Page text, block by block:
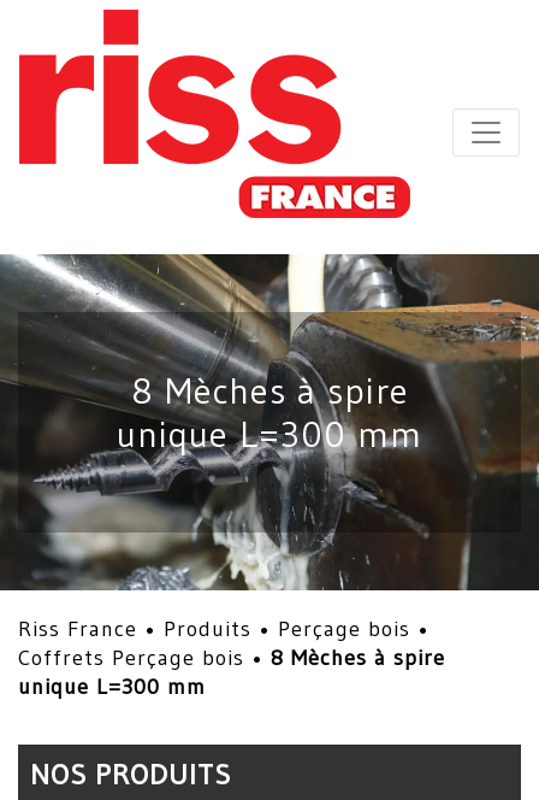
8 Mèches à spire
unique L=300 mm
Riss France • Produits • Perçage bois •
Coffrets Perçage bois • 8 Mèches à spire
unique L=300 mm
NOS PRODUITS